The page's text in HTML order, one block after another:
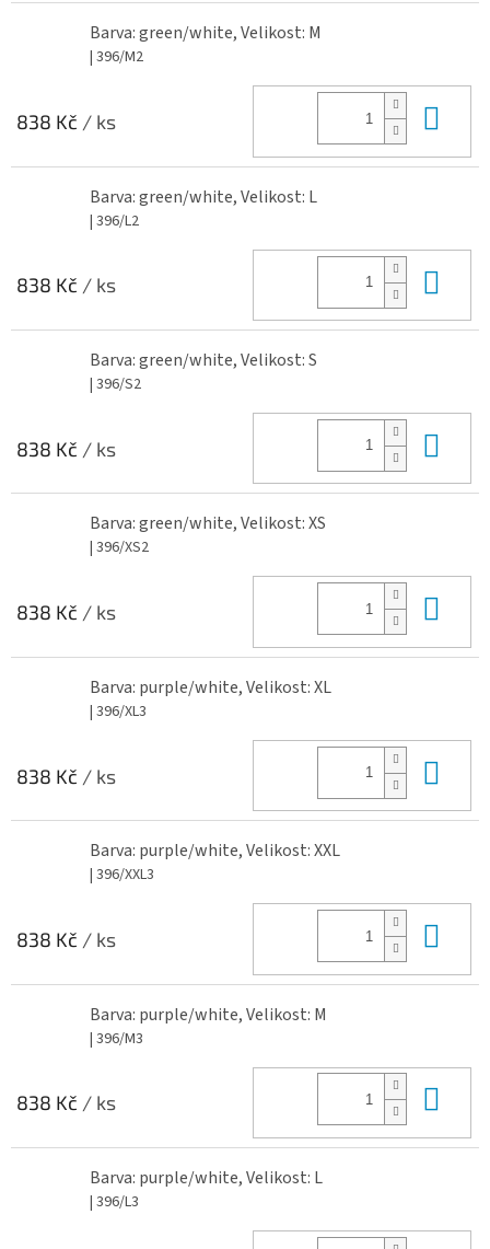
Barva: green/white, Velikost: M
| 396/M2
838 Kč / ks
Barva: green/white, Velikost: L
| 396/L2
838 Kč / ks
Barva: green/white, Velikost: S
| 396/S2
838 Kč / ks
Barva: green/white, Velikost: XS
| 396/XS2
838 Kč / ks
Barva: purple/white, Velikost: XL
| 396/XL3
838 Kč / ks
Barva: purple/white, Velikost: XXL
| 396/XXL3
838 Kč / ks
Barva: purple/white, Velikost: M
| 396/M3
838 Kč / ks
Barva: purple/white, Velikost: L
| 396/L3